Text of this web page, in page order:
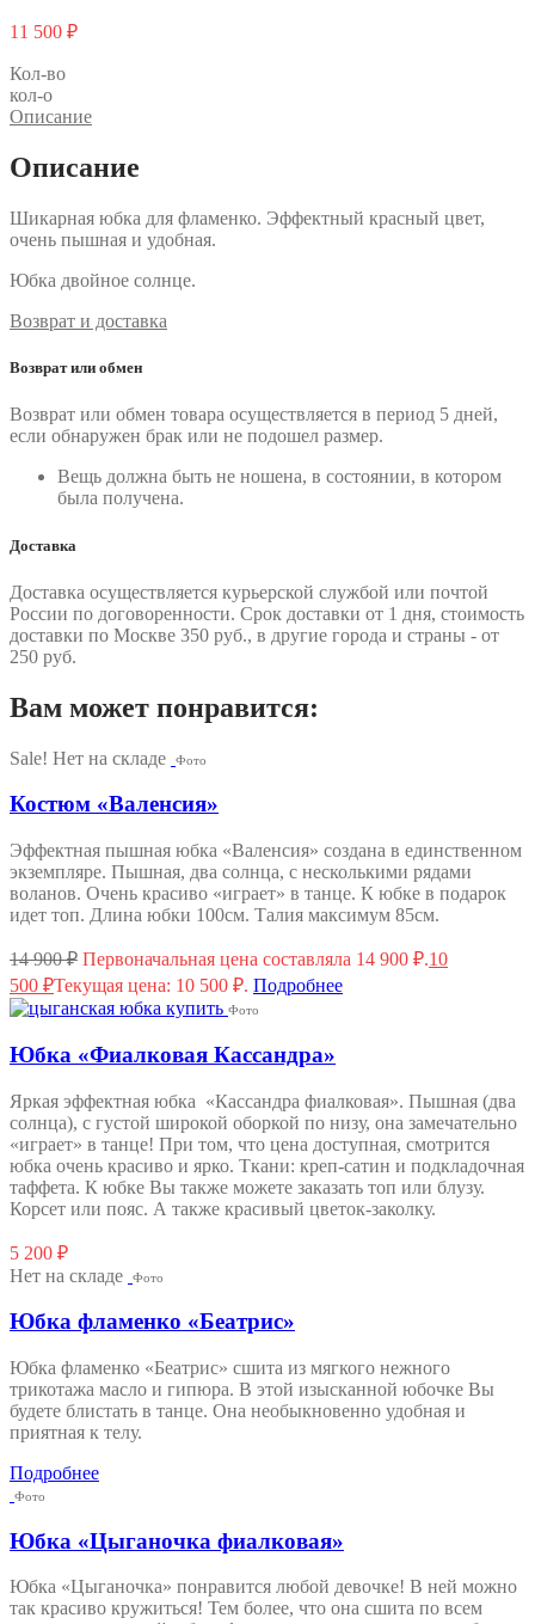
11 500 ₽
Кол-во
кол-о
Описание
Описание
Шикарная юбка для фламенко. Эффектный красный цвет,
очень пышная и удобная.
Юбка двойное солнце.
Возврат и доставка
Возврат или обмен
Возврат или обмен товара осуществляется в период 5 дней,
если обнаружен брак или не подошел размер.
Вещь должна быть не ношена, в состоянии, в котором
была получена.
Доставка
Доставка осуществляется курьерской службой или почтой
России по договоренности. Срок доставки от 1 дня, стоимость
доставки по Москве 350 руб., в другие города и страны - от
250 руб.
Вам может понравится:
Sale! Нет на складе Фото
Костюм «Валенсия»
Эффектная пышная юбка «Валенсия» создана в единственном
экземпляре. Пышная, два солнца, с несколькими рядами
воланов. Очень красиво «играет» в танце. К юбке в подарок
идет топ. Длина юбки 100см. Талия максимум 85см.
14 900₽ Первоначальная цена составляла 14 900 ₽.10
500 ₽Текущая цена: 10 500 ₽. Подробнее
Фото
Юбка «Фиалковая Кассандра»
Яркая эффектная юбка «Кассандра фиалковая». Пышная (два
солнца), с густой широкой оборкой по низу, она замечательно
«играет» в танце! При том, что цена доступная, смотрится
юбка очень красиво и ярко. Ткани: креп-сатин и подкладочная
таффета. К юбке Вы также можете заказать топ или блузу.
Корсет или пояс. А также красивый цветок-заколку.
5 200 ₽
Нет на складе
Фото
Юбка фламенко «Беатрис»
Юбка фламенко «Беатрис» сшита из мягкого нежного
трикотажа масло и гипюра. В этой изысканной юбочке Вы
будете блистать в танце. Она необыкновенно удобная и
приятная к телу.
Подробнее
Фото
Юбка «Цыганочка фиалковая»
Юбка «Цыганочка» понравится любой девочке! В ней можно
так красиво кружиться! Тем более, что она сшита по всем